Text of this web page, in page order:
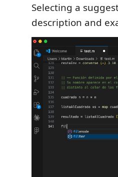
Selecting a
description and